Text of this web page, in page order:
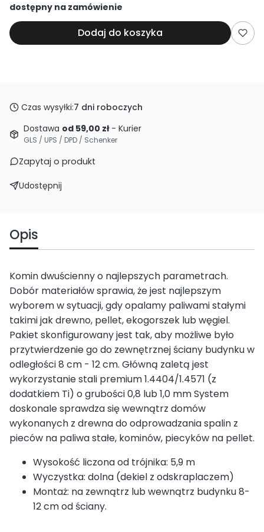
dostępny na zamówienie
Dodaj do koszyka
Czas wysyłki:7 dni roboczych
Dostawa od 59,00 zł - Kurier
GLS / UPS / DPD / Schenker
Zapytaj o produkt
Udostępnij
Opis
Komin dwuścienny o najlepszych parametrach.
Dobór materiałów sprawia, że jest najlepszym
wyborem w sytuacji, gdy opalamy paliwami stałymi
takimi jak drewno, pellet, ekogorszek lub węgiel.
Pakiet skonfigurowany jest tak, aby możliwe było
przytwierdzenie go do zewnętrznej ściany budynku w
odległości 8 cm - 12 cm. Główną zaletą jest
wykorzystanie stali premium 1.4404/1.4571 (z
dodatkiem Ti) o grubości 0,8 lub 1,0 mm System
doskonale sprawdza się wewnątrz domów
wykonanych z drewna do odprowadzania spalin z
pieców na paliwa stałe, kominów, piecyków na pellet.
Wysokość liczona od trójnika: 5,9 m
Wyczystka: dolna (dekiel z odskraplaczem)
Montaż: na zewnątrz lub wewnątrz budynku 8-
12 cm od ściany.